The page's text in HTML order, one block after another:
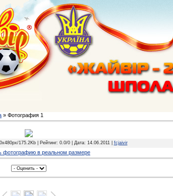
» Фотография 1
175.2Kb | Рейтинг: 0.0/0 | Дата: 14.06.2011 | fcjaivir
фотографию в реальном размере